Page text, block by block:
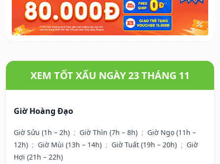
XEM TỐT XẤU NGÀY 23 THÁNG 11
Giờ Hoàng Đạo
Giờ Sửu (1h – 2h) ; Giờ Thìn (7h – 8h) ; Giờ Ngọ (11h –
12h) ; Giờ Mùi (13h – 14h) ; Giờ Tuất (19h – 20h) ; Giờ
Hợi (21h – 22h)